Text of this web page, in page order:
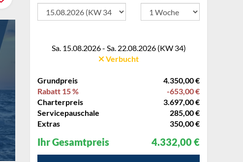
Sa. 15.08.2026 - Sa. 22.08.2026 (KW 34)
Verbucht
Grundpreis
4.350,00 €
Rabatt 15 %
-653,00 €
Charterpreis
3.697,00 €
Servicepauschale
285,00 €
Extras
350,00 €
Ihr Gesamtpreis 4.332,00 €